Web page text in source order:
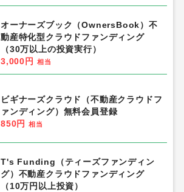
オーナーズブック（OwnersBook）不
動産特化型クラウドファンディング
（30万以上の投資実行）
3,000円
相当
ビギナーズクラウド（不動産クラウドフ
ァンディング）無料会員登録
850円
相当
T's Funding（ティーズファンディン
グ）不動産クラウドファンディング
（10万円以上投資）